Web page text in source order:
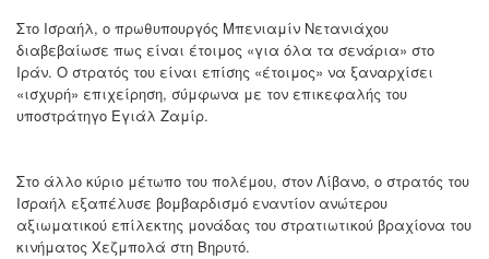
Στο Ισραήλ, ο πρωθυπουργός Μπενιαμίν Νετανιάχου
διαβεβαίωσε πως είναι έτοιμος «για όλα τα σενάρια» στο
Ιράν. Ο στρατός του είναι επίσης «έτοιμος» να ξαναρχίσει
«ισχυρή» επιχείρηση, σύμφωνα με τον επικεφαλής του
υποστράτηγο Εγιάλ Ζαμίρ.
Στο άλλο κύριο μέτωπο του πολέμου, στον Λίβανο, ο στρατός του
Ισραήλ εξαπέλυσε βομβαρδισμό εναντίον ανώτερου
αξιωματικού επίλεκτης μονάδας του στρατιωτικού βραχίονα του
κινήματος Χεζμπολά στη Βηρυτό.